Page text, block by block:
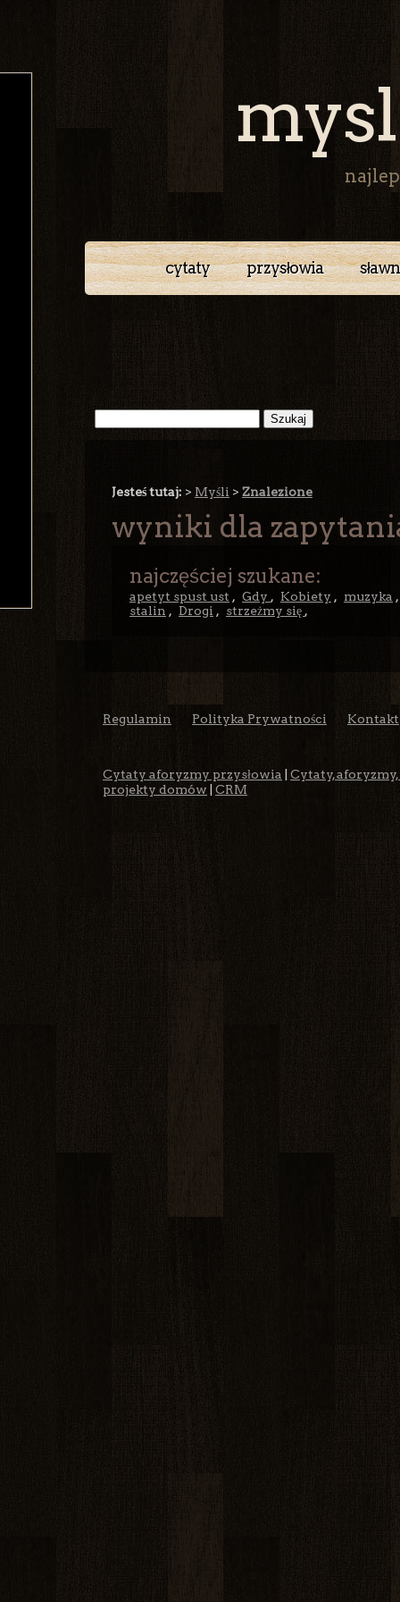
cytaty przysłowia
Jesteś tutaj: > Myśli > Znalezione
wyniki dla
najczęściej szukane:
apetyt spust ust , Gdy , Kobiety , muzyka
stalin , Drogi , strzeżmy się ,
Regulamin Polityka Prywatności Kontakt
Cytaty aforyzmy przysłowia
Cytaty,
projekty domów
CRM